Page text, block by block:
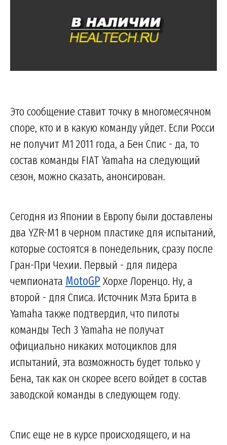
Это сообщение ставит точку в многомесячном
споре, кто и в какую команду уйдет. Если Росси
не получит M1 2011 года, а Бен Спис - да, то
состав команды FIAT Yamaha на следующий
сезон, можно сказать, анонсирован.
Сегодня из Японии в Европу были доставлены
два YZR-M1 в черном пластике для испытаний,
которые состоятся в понедельник, сразу после
Гран-При Чехии. Первый - для лидера
чемпионата MotoGP Хорхе Лоренцо. Ну, а
второй - для Списа. Источник Мэта Брита в
Yamaha также подтвердил, что пилоты
команды Tech 3 Yamaha не получат
официально никаких мотоциклов для
испытаний, эта возможность будет только у
Бена, так как он скорее всего войдет в состав
заводской команды в следующем году.
Спис еще не в курсе происходящего, и на